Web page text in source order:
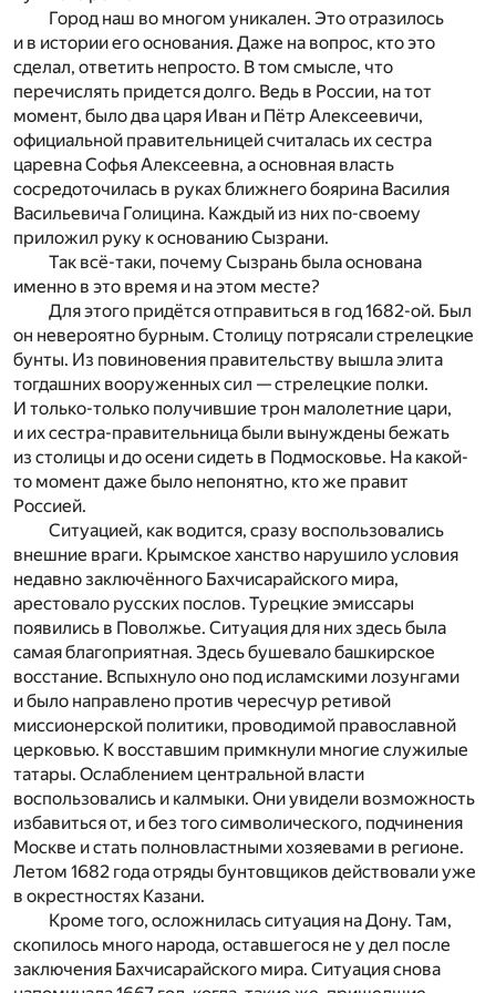
Город наш во многом уникален. Это отразилось
и в истории его основания. Даже на вопрос, кто это
сделал, ответить непросто. В том смысле, что
перечислять придется долго. Ведь в России, на тот
момент, было два царя Иван и Пётр Алексеевичи,
официальной правительницей считалась их сестра
царевна Софья Алексеевна, а основная власть
сосредоточилась в руках ближнего боярина Василия
Васильевича Голицина. Каждый из них по-своему
приложил руку к основанию Сызрани.
Так всё-таки, почему Сызрань была основана
именно в это время и на этом месте?
Для этого придётся отправиться в год 1682-ой. Был
он невероятно бурным. Столицу потрясали стрелецкие
бунты. Из повиновения правительству вышла элита
тогдашних вооруженных сил — стрелецкие полки.
И только-только получившие трон малолетние цари,
и их сестра-правительница были вынуждены бежать
из столицы и до осени сидеть в Подмосковье. На какой-
то момент даже было непонятно, кто же правит
Россией.
Ситуацией, как водится, сразу воспользовались
внешние враги. Крымское ханство нарушило условия
недавно заключённого Бахчисарайского мира,
арестовало русских послов. Турецкие эмиссары
появились в Поволжье. Ситуация для них здесь была
самая благоприятная. Здесь бушевало башкирское
восстание. Вспыхнуло оно под исламскими лозунгами
и было направлено против чересчур ретивой
миссионерской политики, проводимой православной
церковью. К восставшим примкнули многие служилые
татары. Ослаблением центральной власти
воспользовались и калмыки. Они увидели возможность
избавиться от, и без того символического, подчинения
Москве и стать полновластными хозяевами в регионе.
Летом 1682 года отряды бунтовщиков действовали уже
в окрестностях Казани.
Кроме того, осложнилась ситуация на Дону. Там,
скопилось много народа, оставшегося не у дел после
заключения Бахчисарайского мира. Ситуация снова